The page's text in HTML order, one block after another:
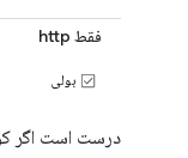
فقط http
بولی